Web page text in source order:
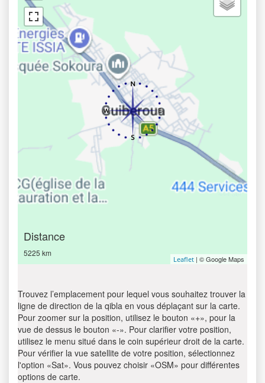
Distance
5225 km
Leaflet | © Google Maps
Trouvez l’emplacement pour lequel vous souhaitez trouver la
ligne de direction de la qibla en vous déplaçant sur la carte.
Pour zoomer sur la position, utilisez le bouton «+», pour la
vue de dessus le bouton «-». Pour clarifier votre position,
utilisez le menu situé dans le coin supérieur droit de la carte.
Pour vérifier la vue satellite de votre position, sélectionnez
l'option «Sat». Vous pouvez choisir «OSM» pour différentes
options de carte.